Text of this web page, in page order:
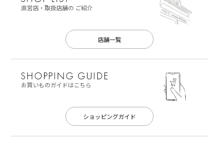
直営店・取扱店舗の ご紹介
店舗一覧
お買いものガイドはこちら
ショッピングガイド